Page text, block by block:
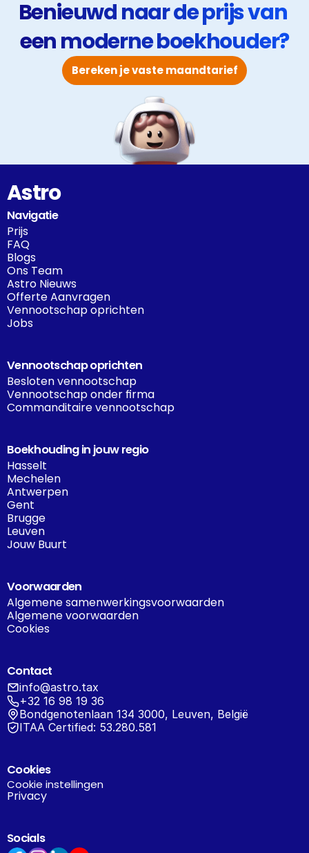
Benieuwd naar de prijs van
een moderne boekhouder?
Bereken je vaste maandtarief
Astro
Navigatie
Prijs
FAQ
Blogs
Ons Team
Astro Nieuws
Offerte Aanvragen
Vennootschap oprichten
Jobs
Vennootschap oprichten
Besloten vennootschap
Vennootschap onder firma
Commanditaire vennootschap
Boekhouding in jouw regio
Hasselt
Mechelen
Antwerpen
Gent
Brugge
Leuven
Jouw Buurt
Voorwaarden
Algemene samenwerkingsvoorwaarden
Algemene voorwaarden
Cookies
Contact
info@astro.tax
+32 16 98 19 36
Bondgenotenlaan 134 3000, Leuven, België
ITAA Certified: 53.280.581
Cookies
Cookie instellingen
Privacy
Socials